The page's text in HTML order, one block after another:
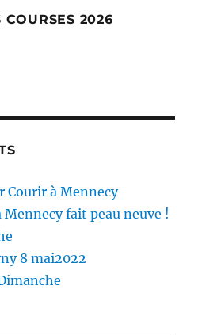
COURSES 2026
Courir à Mennecy
Mennecy fait peau neuve !
8 mai2022